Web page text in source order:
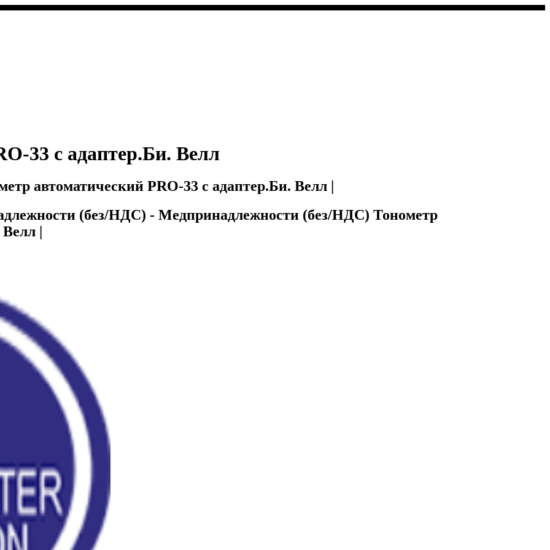
33 с адаптер.Би. Велл
автоматический PRO-33 с адаптер.Би. Велл |
(без/НДС) - Медпринадлежности (без/НДС) Тонометр
|